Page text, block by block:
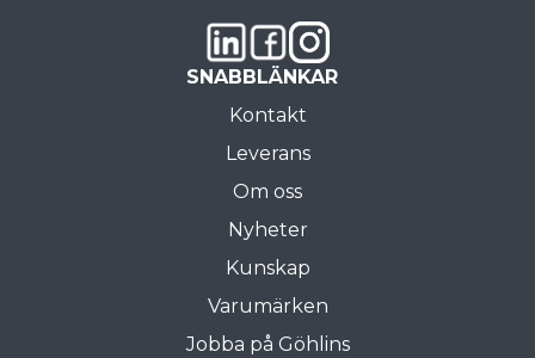
SNABBLÄNKAR
Kontakt
Leverans
Om oss
Nyheter
Kunskap
Varumärken
Jobba på Göhlins